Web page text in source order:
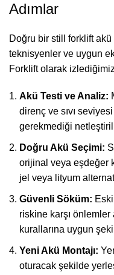
Adımlar
Doğru bir still forklift
teknisyenler ve uygun
Forklift olarak
Akü Testi ve Analiz:
direnç ve sıvı
gerekmediği
Doğru Akü Seçimi:
orijinal veya eşdeğer
jel veya lityum
Güvenli Söküm:
riskine karşı önlemler
kurallarına uygun
Yeni Akü Montajı:
oturacak şekilde